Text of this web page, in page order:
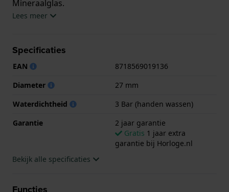
Mineraalglas.
geleverd met 2 jaar garantie.
Lees meer
Specificaties
EAN
8718569019136
Diameter
27 mm
Waterdichtheid
3 Bar (handen wassen)
Garantie
2 jaar garantie
Gratis 1 jaar extra
garantie bij Horloge.nl
Bekijk alle specificaties
Functies